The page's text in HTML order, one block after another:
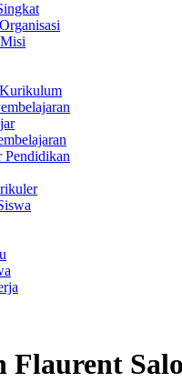
Pendidikan
Flaurent